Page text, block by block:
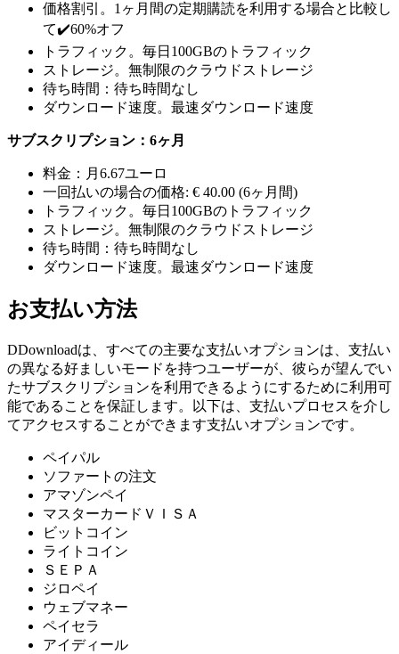
価格割引。1ヶ月間の定期購読を利用する場合と比較し
て✔️60%オフ
トラフィック。毎日100GBのトラフィック
ストレージ。無制限のクラウドストレージ
待ち時間：待ち時間なし
ダウンロード速度。最速ダウンロード速度
サブスクリプション：6ヶ月
料金：月6.67ユーロ
一回払いの場合の価格: € 40.00 (6ヶ月間)
トラフィック。毎日100GBのトラフィック
ストレージ。無制限のクラウドストレージ
待ち時間：待ち時間なし
ダウンロード速度。最速ダウンロード速度
お支払い方法
DDownloadは、すべての主要な支払いオプションは、支払い
の異なる好ましいモードを持つユーザーが、彼らが望んでい
たサブスクリプションを利用できるようにするために利用可
能であることを保証します。以下は、支払いプロセスを介し
てアクセスすることができます支払いオプションです。
ペイパル
ソファートの注文
アマゾンペイ
マスターカードＶＩＳＡ
ビットコイン
ライトコイン
ＳＥＰＡ
ジロペイ
ウェブマネー
ペイセラ
アイディール